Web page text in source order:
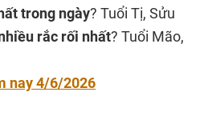
trong ngày? Tuổi Tị, Sửu
rắc rối nhất? Tuổi Mão,
nay 4/6/2026